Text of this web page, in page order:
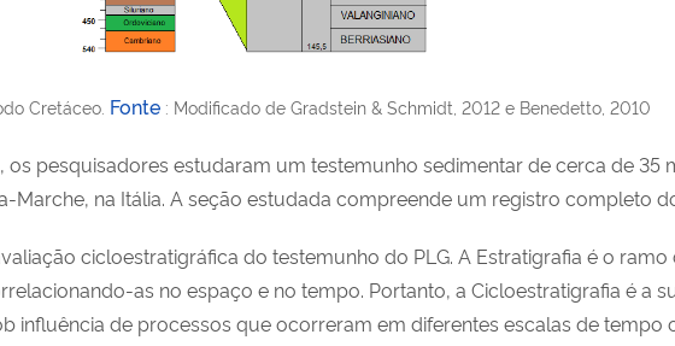
Cretáceo. Fonte : Modificado de Gradstein & Schmidt, 2012 e Benedetto, 2010
pesquisadores estudaram um testemunho sedimentar de cerca de 35
Marche, na Itália. A seção estudada compreende um registro completo
cicloestratigráfica do testemunho do PLG. A Estratigrafia é o
as no espaço e no tempo. Portanto, a Cicloestratigrafia é a
influência de processos que ocorreram em diferentes escalas de tempo